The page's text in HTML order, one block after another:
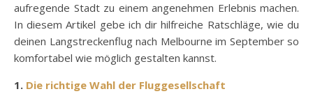
aufregende Stadt zu einem angenehmen Erlebnis machen.
In diesem Artikel gebe ich dir hilfreiche Ratschläge, wie du
deinen Langstreckenflug nach Melbourne im September so
komfortabel wie möglich gestalten kannst.
1. Die richtige Wahl der Fluggesellschaft